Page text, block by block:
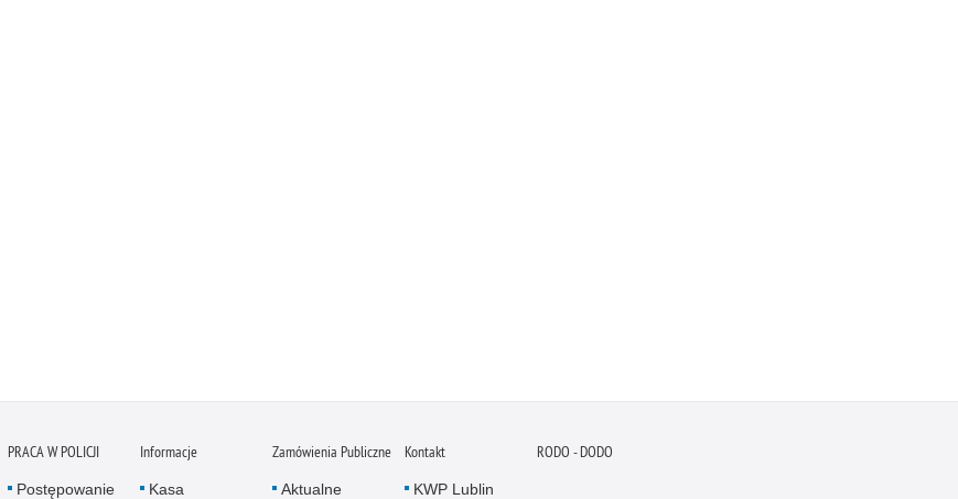
PRACA W POLICJI
Postępowanie
Informacje
Kasa
Zamówienia Publiczne
Aktualne
Kontakt
KWP Lublin
RODO - DODO